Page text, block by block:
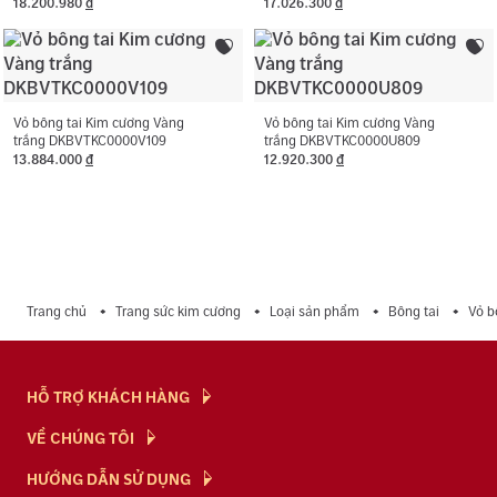
18.200.980 đ
17.026.300 đ
Vỏ bông tai Kim cương Vàng
trắng DKBVTKC0000V109
13.884.000 đ
Vỏ bông tai Kim cương Vàng
trắng DKBVTKC0000U809
12.920.300 đ
Trang chủ Trang sức kim cương Loại sản phẩm Bông tai Vỏ
HỖ TRỢ KHÁCH HÀNG
Hỏi & Đáp
Chính Sách
VỀ CHÚNG TÔI
NTJ Flagship
HƯỚNG DẪN SỬ DỤNG